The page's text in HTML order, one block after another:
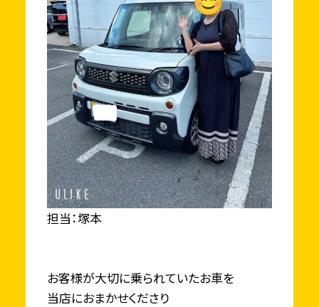
担当：塚本
お客様が大切に乗られていたお車を
当店におまかせくださり